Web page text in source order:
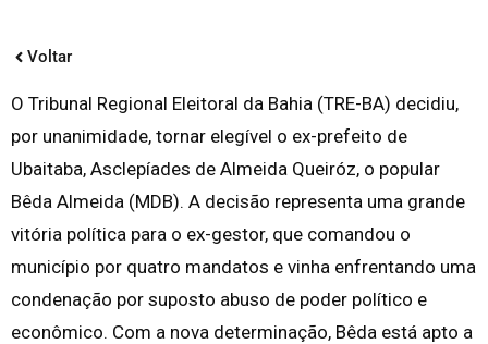
Voltar
O Tribunal Regional Eleitoral da Bahia (TRE-BA) decidiu,
por unanimidade, tornar elegível o ex-prefeito de
Ubaitaba, Asclepíades de Almeida Queiróz, o popular
Bêda Almeida (MDB). A decisão representa uma grande
vitória política para o ex-gestor, que comandou o
município por quatro mandatos e vinha enfrentando uma
condenação por suposto abuso de poder político e
econômico. Com a nova determinação, Bêda está apto a